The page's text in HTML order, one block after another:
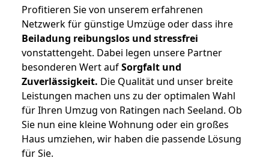
Profitieren Sie von unserem erfahrenen
Netzwerk für günstige Umzüge oder dass ihre
Beiladung reibungslos und stressfrei
vonstattengeht. Dabei legen unsere Partner
besonderen Wert aufSorgfalt und
Zuverlässigkeit. Die Qualität und unser breite
Leistungen machen uns zu der optimalen Wahl
für Ihren Umzug von Ratingen nach Seeland. Ob
Sie nun eine kleine Wohnung oder ein großes
Haus umziehen, wir haben die passende Lösung
für Sie.